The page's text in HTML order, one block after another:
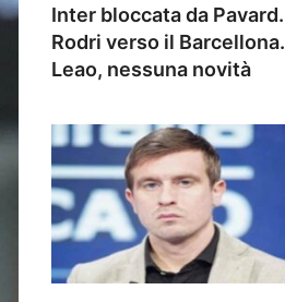
Inter bloccata da Pavard.
Rodri verso il Barcellona.
Leao, nessuna novità